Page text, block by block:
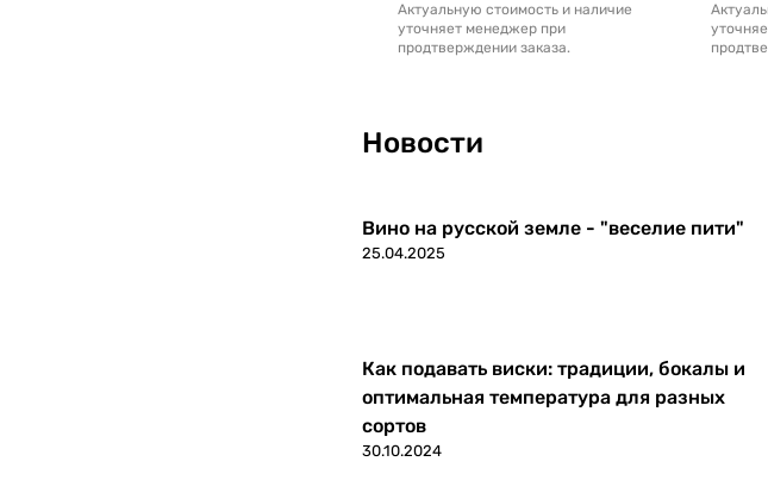
Актуальную стоимость и наличие
уточняет менеджер при
продтверждении заказа.
Новости
Вино на русской земле - "веселие пити"
25.04.2025
Как подавать виски: традиции, бокалы и
оптимальная температура для разных
сортов
30.10.2024